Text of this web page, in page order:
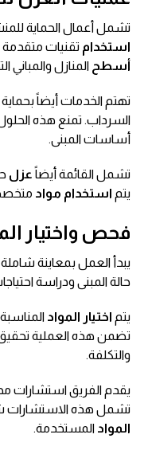
تشمل أعمال الحماية
استخدام تقنيات متقدمة
أسطح المنازل والمباني
تهتم الخدمات أيضاً
السرداب. تمنع هذه
أساسات المبنى.
تشمل القائمة أيضاً عزل
يتم استخدام مواد
فحص واختيار
يبدأ العمل بمعاينة
حالة المبنى ودراسة
يتم اختيار المواد
تضمن هذه العملية
والتكلفة.
يقدم الفريق استشارات
تشمل هذه
المواد المستخدمة.